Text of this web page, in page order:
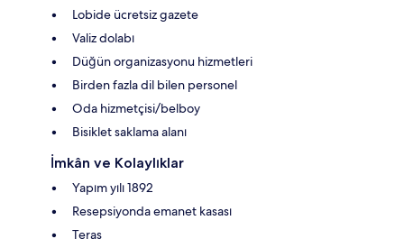
Lobide ücretsiz gazete
Valiz dolabı
Düğün organizasyonu hizmetleri
Birden fazla dil bilen personel
Oda hizmetçisi/belboy
Bisiklet saklama alanı
İmkân ve Kolaylıklar
Yapım yılı 1892
Resepsiyonda emanet kasası
Teras